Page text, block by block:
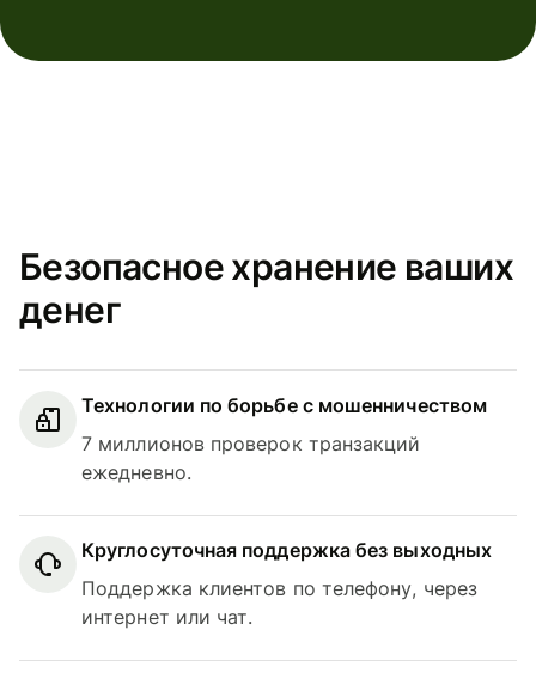
Безопасное хранение ваших
денег
Технологии по борьбе с мошенничеством
7 миллионов проверок транзакций
ежедневно.
Круглосуточная поддержка без выходных
Поддержка клиентов по телефону, через
интернет или чат.